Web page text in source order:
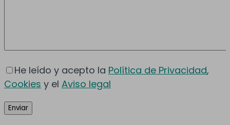
He leído y acepto la Política de Privacidad,
Cookies y el Aviso legal